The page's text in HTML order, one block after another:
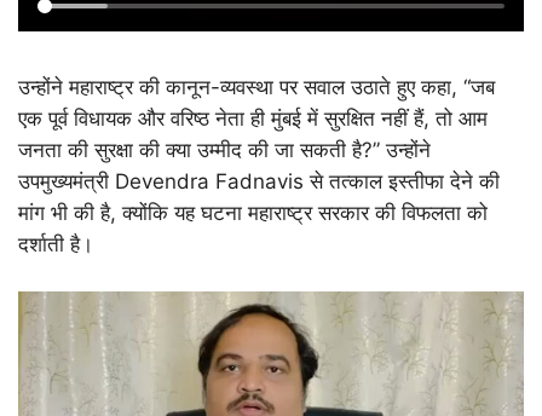
उन्होंने महाराष्ट्र की कानून-व्यवस्था पर सवाल उठाते हुए कहा, “जब
एक पूर्व विधायक और वरिष्ठ नेता ही मुंबई में सुरक्षित नहीं हैं, तो आम
जनता की सुरक्षा की क्या उम्मीद की जा सकती है?” उन्होंने
उपमुख्यमंत्री Devendra Fadnavis से तत्काल इस्तीफा देने की
मांग भी की है, क्योंकि यह घटना महाराष्ट्र सरकार की विफलता को
दर्शाती है।